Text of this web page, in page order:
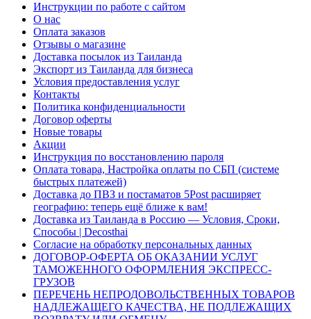
Инструкции по работе с сайтом
О нас
Оплата заказов
Отзывы о магазине
Доставка посылок из Таиланда
Экспорт из Таиланда для бизнеса
Условия предоставления услуг
Контакты
Политика конфиденциальности
Договор оферты
Новые товары
Акции
Инструкция по восстановлению пароля
Оплата товара, Настройка оплаты по СБП (системе
быстрых платежей)
Доставка до ПВЗ и постаматов 5Post расширяет
географию: теперь ещё ближе к вам!
Доставка из Таиланда в Россию — Условия, Сроки,
Способы | Decosthai
Согласие на обработку персональных данных
ДОГОВОР-ОФЕРТА ОБ ОКАЗАНИИ УСЛУГ
ТАМОЖЕННОГО ОФОРМЛЕНИЯ ЭКСПРЕСС-
ГРУЗОВ
ПЕРЕЧЕНЬ НЕПРОДОВОЛЬСТВЕННЫХ ТОВАРОВ
НАДЛЕЖАЩЕГО КАЧЕСТВА, НЕ ПОДЛЕЖАЩИХ